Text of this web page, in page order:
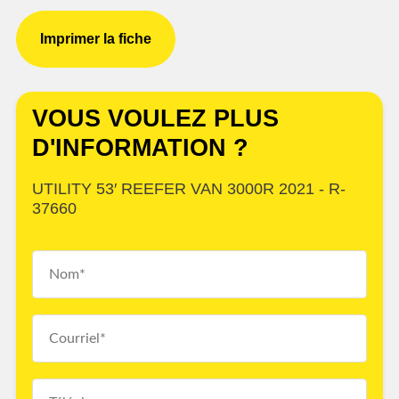
Imprimer la fiche
VOUS VOULEZ PLUS
D'INFORMATION ?
UTILITY 53′ REEFER VAN 3000R 2021 - R-
37660